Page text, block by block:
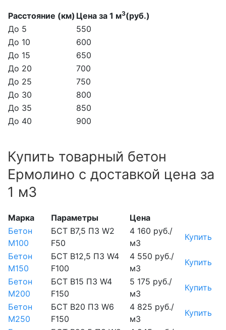
Расстояние (км) Цена за 1 м3(руб.)
До 5
550
До 10
600
До 15
650
До 20
700
До 25
750
До 30
800
До 35
850
До 40
900
Купить товарный бетон
Ермолино с доставкой цена за
1 м3
Марка Параметры
Цена
Бетон
М100
БСТ В7,5 П3 W2
F50
4 160 руб./
м3
Купить
Бетон
М150
БСТ В12,5 П3 W4
F100
4 550 руб./
м3
Купить
Бетон
М200
БСТ В15 П3 W4
F150
5 175 руб./
м3
Купить
Бетон
М250
БСТ В20 П3 W6
F150
4 825 руб./
м3
Купить